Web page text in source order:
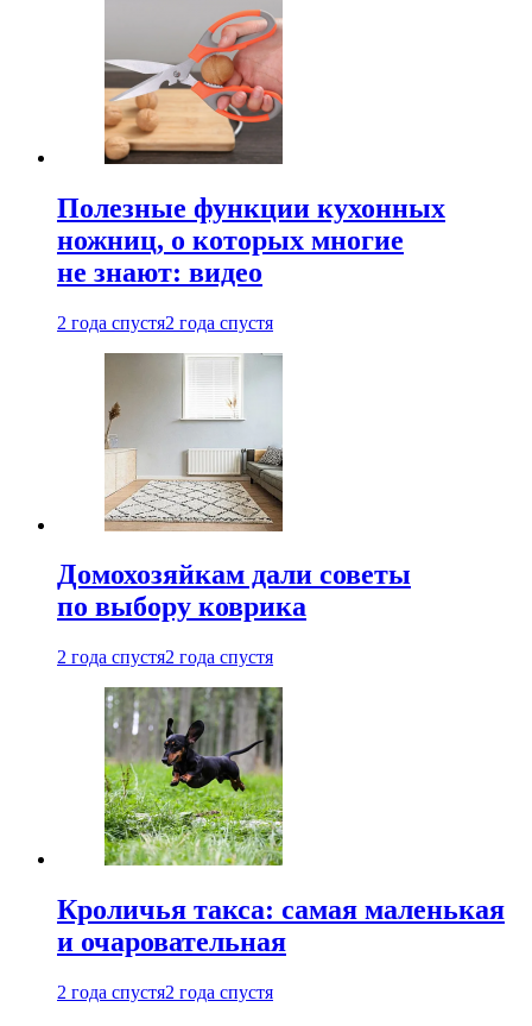
Полезные функции кухонных
ножниц, о которых многие
не знают: видео
2 года спустя2 года спустя
Домохозяйкам дали советы
по выбору коврика
2 года спустя2 года спустя
Кроличья такса: самая маленькая
и очаровательная
2 года спустя2 года спустя